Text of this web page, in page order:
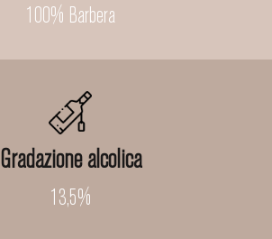
100% Barbera
Gradazione alcolica
13,5%